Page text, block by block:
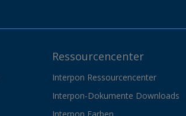
Ressourcencenter
Interpon Ressourcencenter
Interpon-Dokumente Downloads